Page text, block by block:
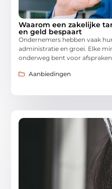
Waarom een zakelijke
en geld bespaart
Ondernemers hebben vaak
administratie en groei. Elke
onderweg bent voor
Aanbiedingen